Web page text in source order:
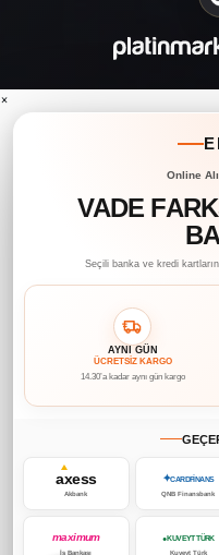
×
Online
VADE
Seçili banka ve kredi
AYNI GÜN
ÜCRETSİZ KARGO
14.30’a kadar aynı gün kargo
axess
Akbank
✦CARDFİNANS
QNB Finansbank
maximum
İş Bankası
● KUVEYT TÜRK
Kuveyt Türk